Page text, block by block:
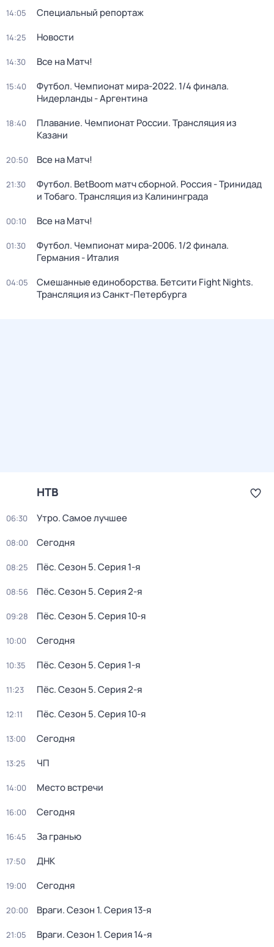
14:05 Специальный репортаж
14:25 Новости
14:30 Все на Матч!
15:40
Футбол. Чемпионат мира-2022. 1/4 финала.
Нидерланды - Аргентина
18:40
Плавание. Чемпионат России. Трансляция из
Казани
20:50 Все на Матч!
21:30
Футбол. BetBoom матч сборной. Россия - Тринидад
и Тобаго. Трансляция из Калининграда
00:10 Все на Матч!
01:30
Футбол. Чемпионат мира-2006. 1/2 финала.
Германия - Италия
04:05
Смешанные единоборства. Бетсити Fight Nights.
Трансляция из Санкт-Петербурга
НТВ
06:30 Утро. Самое лучшее
08:00 Сегодня
08:25 Пёс. Сезон 5. Серия 1-я
08:56 Пёс. Сезон 5. Серия 2-я
09:28 Пёс. Сезон 5. Серия 10-я
10:00 Сегодня
10:35 Пёс. Сезон 5. Серия 1-я
11:23 Пёс. Сезон 5. Серия 2-я
12:11 Пёс. Сезон 5. Серия 10-я
13:00 Сегодня
13:25 ЧП
14:00 Место встречи
16:00 Сегодня
16:45 За гранью
17:50 ДНК
19:00 Сегодня
20:00 Враги. Сезон 1. Серия 13-я
21:05 Враги. Сезон 1. Серия 14-я